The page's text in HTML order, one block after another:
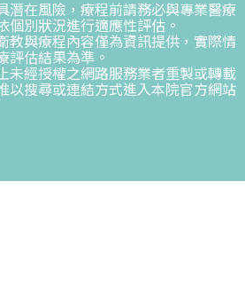
潛在風險，療程前請務必與專業醫療
個別狀況進行適應性評估。
教與療程內容僅為資訊提供，實際情
評估結果為準。
未經授權之網路服務業者重製或轉載
以搜尋或連結方式進入本院官方網站